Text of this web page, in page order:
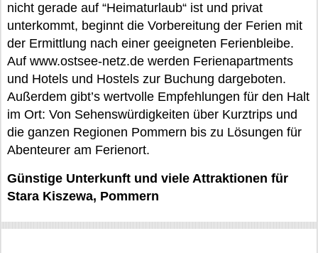
nicht gerade auf “Heimaturlaub“ ist und privat
unterkommt, beginnt die Vorbereitung der Ferien mit
der Ermittlung nach einer geeigneten Ferienbleibe.
Auf www.ostsee-netz.de werden Ferienapartments
und Hotels und Hostels zur Buchung dargeboten.
Außerdem gibt’s wertvolle Empfehlungen für den Halt
im Ort: Von Sehenswürdigkeiten über Kurztrips und
die ganzen Regionen Pommern bis zu Lösungen für
Abenteurer am Ferienort.
Günstige Unterkunft und viele Attraktionen für
Stara Kiszewa, Pommern